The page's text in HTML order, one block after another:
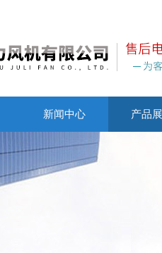
新闻中心 产品